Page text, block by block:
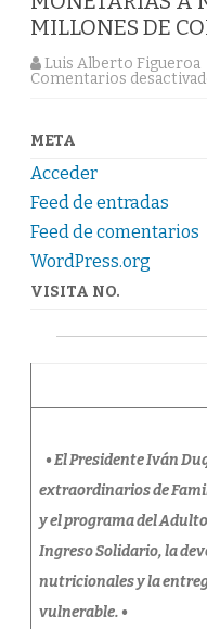
MILLONES DE
Luis Alberto Figueroa
Comentarios
META
Acceder
Feed de entradas
Feed de comentarios
WordPress.org
VISITA NO.
• El Presidente Iván
extraordinarios de
y el programa del
Ingreso Solidario, la
nutricionales y la
vulnerable. •